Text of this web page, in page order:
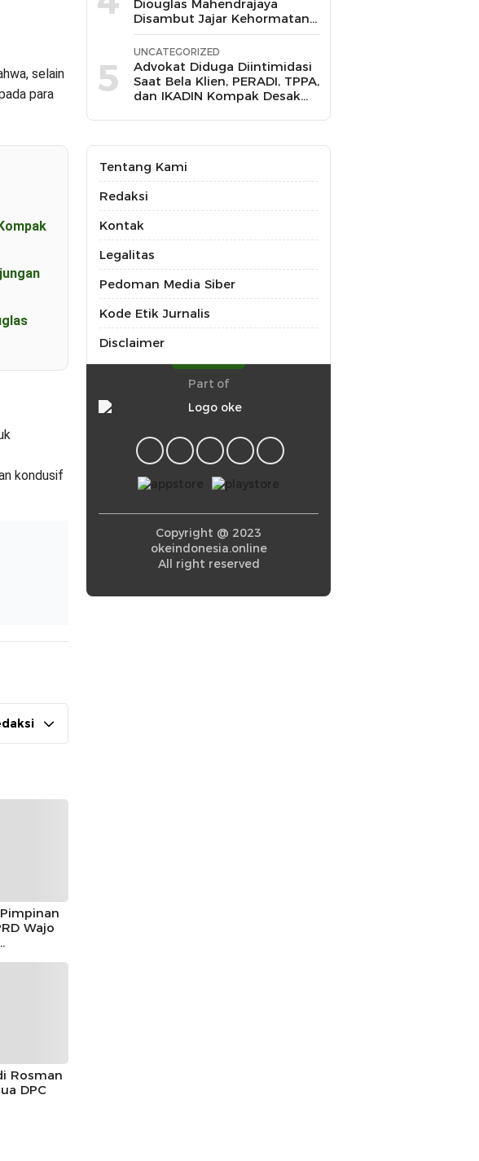
selain
para
kondusif
Wajo
Rosman
DPC
Diouglas Mahendrajaya
Disambut Jajar Kehormatan
dan Tari Padduppa
5
UNCATEGORIZED
Advokat Diduga Diintimidasi
Saat Bela Klien, PERADI, TPPA,
dan IKADIN Kompak Desak
Dugaan Premanisme
Tentang Kami
Redaksi
Kontak
Legalitas
Pedoman Media Siber
Kode Etik Jurnalis
Disclaimer
Part of
Copyright @ 2023
okeindonesia.online
All right reserved